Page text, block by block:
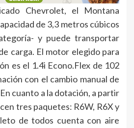
Chevrolet, el Montana
de 3,3 metros cúbicos
y puede transportar
carga. El motor elegido para
es el 1.4i Econo.Flex de 102
con el cambio manual de
cuanto a la dotación, a partir
tres paquetes: R6W, R6X y
de todos cuenta con aire